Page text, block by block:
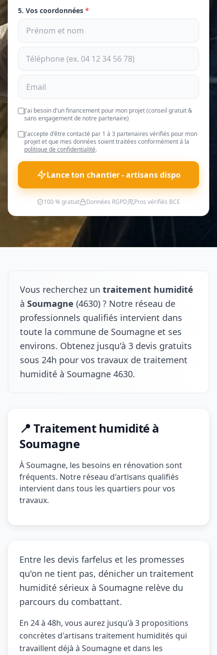
5. Vos coordonnées *
J'ai besoin d'un financement pour mon projet (conseil gratuit &
sans engagement de notre partenaire)
J'accepte d'être contacté par 1 à 3 partenaires vérifiés pour mon
projet et que mes données soient traitées conformément à la
politique de confidentialité.
Lance ton chantier - artisans dispo
100 % gratuit Données RGPD Pros vérifiés BCE
Vous recherchez un traitement humidité
à Soumagne (4630) ? Notre réseau de
professionnels qualifiés intervient dans
toute la commune de Soumagne et ses
environs. Obtenez jusqu'à 3 devis gratuits
sous 24h pour vos travaux de traitement
humidité à Soumagne 4630.
📍 Traitement humidité à
Soumagne
À Soumagne, les besoins en rénovation sont
fréquents. Notre réseau d'artisans qualifiés
intervient dans tous les quartiers pour vos
travaux.
Entre les devis farfelus et les promesses
qu'on ne tient pas, dénicher un traitement
humidité sérieux à Soumagne relève du
parcours du combattant.
En 24 à 48h, vous aurez jusqu'à 3 propositions
concrètes d'artisans traitement humidités qui
travaillent déjà à Soumagne et dans les